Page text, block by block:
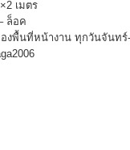
เมตร
ล็อค
งพื้นที่หน้างาน ทุกวันจันทร์